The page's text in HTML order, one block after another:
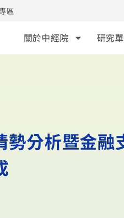
區
關於中經院 研究
分析暨金融